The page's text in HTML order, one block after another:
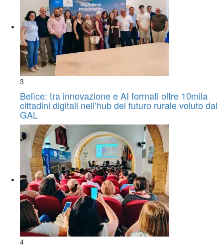
3
Belìce: tra innovazione e AI formati oltre 10mila
cittadini digitali nell’hub del futuro rurale voluto dal
GAL
4